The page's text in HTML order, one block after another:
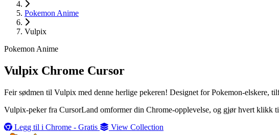
Pokemon Anime
Vulpix
Pokemon Anime
Vulpix Chrome Cursor
Feir sødmen til Vulpix med denne herlige pekeren! Designet for Pokemon-elskere,
Vulpix-peker fra CursorLand omformer din Chrome-opplevelse, og gjør hvert klikk
Legg til i Chrome - Gratis
View Collection